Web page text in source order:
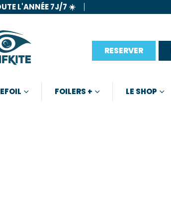
L'ANNÉE 7J/7 ☀️
RESERVER
FOILERS + LE SHOP